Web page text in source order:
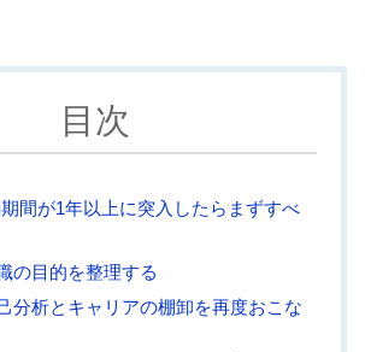
目次
間が1年以上に突入したらまずすべ
の目的を整理する
分析とキャリアの棚卸を再度おこな